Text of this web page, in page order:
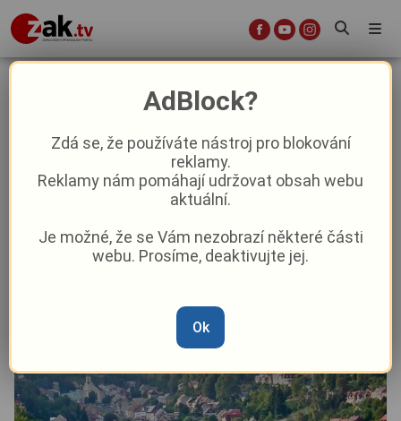
Jáchymov rozdělí milion korun na
opravy domů. O příspěvek lze žádat
do konce července
Aktuality Z kraje
David Černý–16. 6.| 08:08
AdBlock?
Zdá se, že používáte nástroj pro blokování
reklamy.
Reklamy nám pomáhají udržovat obsah webu
aktuální.
Je možné, že se Vám nezobrazí některé části
webu. Prosíme, deaktivujte jej.
Ok